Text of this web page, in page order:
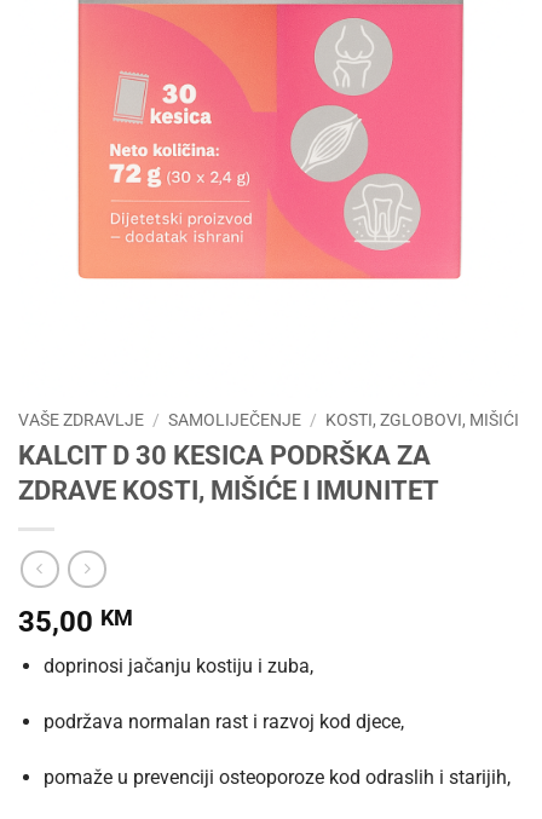
VAŠE ZDRAVLJE / SAMOLIJEČENJE / KOSTI, ZGLOBOVI, MIŠIĆI
KALCIT D 30 KESICA PODRŠKA ZA
ZDRAVE KOSTI, MIŠIĆE I IMUNITET
35,00 KM
doprinosi jačanju kostiju i zuba,
podržava normalan rast i razvoj kod djece,
pomaže u prevenciji osteoporoze kod odraslih i starijih,